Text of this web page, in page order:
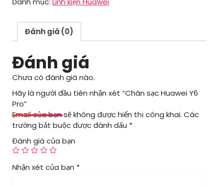
số
lượngĐánh giá (0)
Đánh giá
Chưa có đánh giá nào.
Hãy là người đầu tiên nhận xét “Chân sạc Huawei Y6
Pro”
Email của bạn sẽ không được hiển thị công khai. Các
trường bắt buộc được đánh dấu *
Đánh giá của bạn
Nhận xét của bạn *